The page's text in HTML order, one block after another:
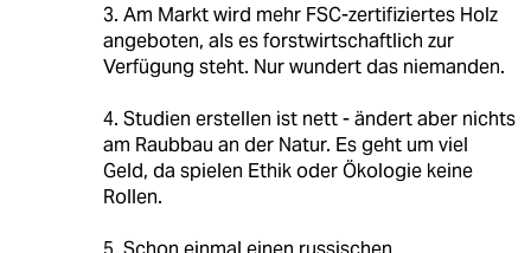
3. Am Markt wird mehr FSC-zertifiziertes Holz
angeboten, als es forstwirtschaftlich zur
Verfügung steht. Nur wundert das niemanden.
4. Studien erstellen ist nett - ändert aber nichts
am Raubbau an der Natur. Es geht um viel
Geld, da spielen Ethik oder Ökologie keine
Rollen.